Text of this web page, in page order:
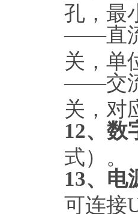
孔，最
——直
关，单
——交
关，对
12、数
式）。
13、电
可连接